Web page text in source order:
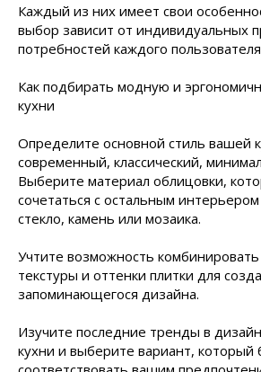
Каждый из них имеет свои
выбор зависит от индивидуальных
потребностей каждого
Как подбирать модную и
кухни
Определите основной стиль вашей
современный, классический,
Выберите материал облицовки,
сочетаться с остальным
стекло, камень или мозаика.
Учтите возможность
текстуры и оттенки плитки для
запоминающегося дизайна.
Изучите последние тренды в
кухни и выберите вариант, который